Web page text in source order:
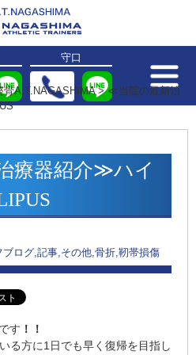
守口
骨A.T.NAGASHIMA>≪当院の最新治
療器紹介≫ハイ
ログ,記事,その他,骨折,靭帯損傷
です ！！
る方に1日でも早く復帰を目指し